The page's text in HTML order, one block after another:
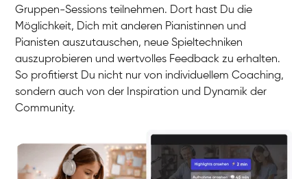
Gruppen-Sessions teilnehmen. Dort hast Du die
Möglichkeit, Dich mit anderen Pianistinnen und
Pianisten auszutauschen, neue Spieltechniken
auszuprobieren und wertvolles Feedback zu erhalten.
So profitierst Du nicht nur von individuellem Coaching,
sondern auch von der Inspiration und Dynamik der
Community.